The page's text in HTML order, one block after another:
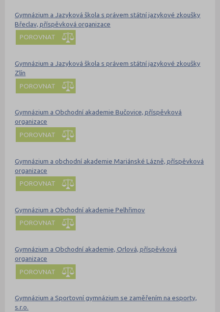
Gymnázium a Jazyková škola s právem státní jazykové zkoušky
Břeclav, příspěvková organizace
POROVNAT
Gymnázium a Jazyková škola s právem státní jazykové zkoušky
Zlín
POROVNAT
Gymnázium a Obchodní akademie Bučovice, příspěvková
organizace
POROVNAT
Gymnázium a obchodní akademie Mariánské Lázně, příspěvková
organizace
POROVNAT
Gymnázium a Obchodní akademie Pelhřimov
POROVNAT
Gymnázium a Obchodní akademie, Orlová, příspěvková
organizace
POROVNAT
Gymnázium a Sportovní gymnázium se zaměřením na esporty,
s.r.o.